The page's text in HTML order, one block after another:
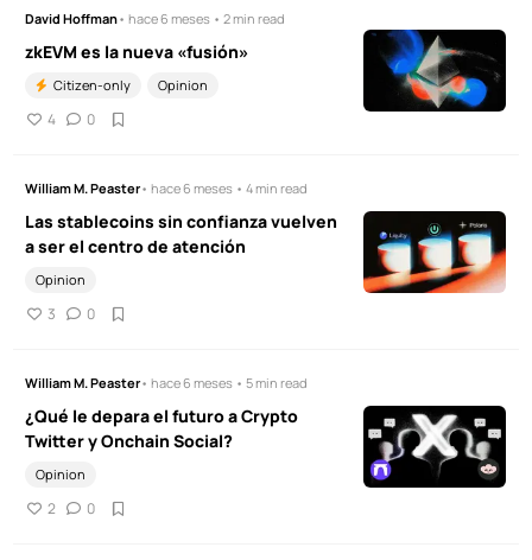
David Hoffman• hace 6 meses • 2 min read
zkEVM es la nueva «fusión»
Citizen-only Opinion
4 0
William M. Peaster• hace 6 meses • 4 min read
Las stablecoins sin confianza vuelven
a ser el centro de atención
Opinion
3 0
William M. Peaster• hace 6 meses • 5 min read
¿Qué le depara el futuro a Crypto
Twitter y Onchain Social?
Opinion
2 0